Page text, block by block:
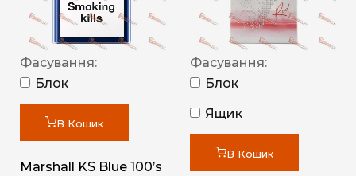
Фасування:
Блок
В Кошик
Marshall KS Blue 100’s
Фасування:
Блок
Ящик
В Кошик